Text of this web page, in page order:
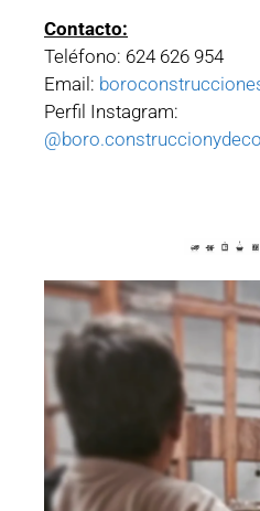
Contacto:
Teléfono: 624 626 954
Email:
Perfil Instagram: